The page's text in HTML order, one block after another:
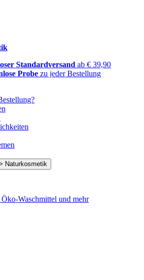
Standardversand ab € 39,90
Probe zu jeder Bestellung
Öko-Waschmittel und mehr